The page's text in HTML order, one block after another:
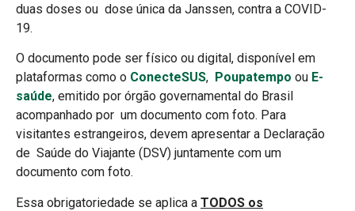
duas doses ou dose única da Janssen, contra a COVID-
19.
O documento pode ser físico ou digital, disponível em
plataformas como o ConecteSUS, Poupatempo ou E-
saúde, emitido por órgão governamental do Brasil
acompanhado por um documento com foto. Para
visitantes estrangeiros, devem apresentar a Declaração
de Saúde do Viajante (DSV) juntamente com um
documento com foto.
Essa obrigatoriedade se aplica a TODOS os